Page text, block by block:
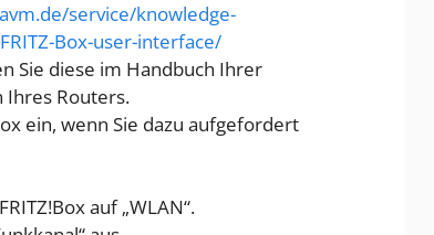
service/knowledge-
Box-user-interface/
Sie diese im Handbuch Ihrer
Ihres Routers.
ein, wenn Sie dazu aufgefordert
auf „WLAN“.